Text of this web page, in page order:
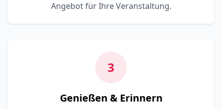
Angebot für Ihre Veranstaltung.
3
Genießen & Erinnern